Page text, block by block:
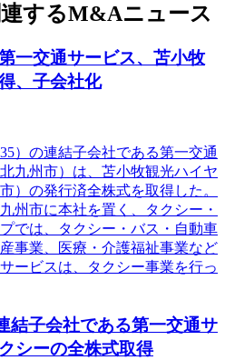
するM&Aニュース
一交通サービス、苫小牧
、子会社化
）の連結子会社である第一交通
九州市）は、苫小牧観光ハイヤ
）の発行済全株式を取得した。
州市に本社を置く、タクシー・
では、タクシー・バス・自動車
事業、医療・介護福祉事業など
ービスは、タクシー事業を行っ
結子会社である第一交通サ
シーの全株式取得